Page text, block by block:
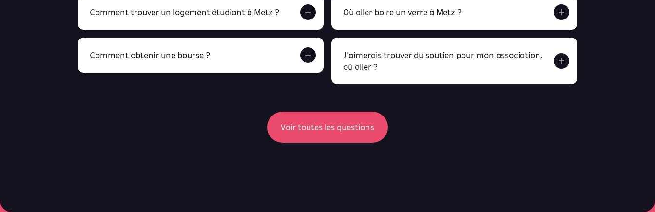
Comment trouver un logement étudiant à Metz ?
Retrouve tout ça en
Comment obtenir une bourse ?
Où aller boire un verre à Metz ?
J'aimerais trouver du soutien pour mon association,
où aller ?
Voir toutes les questions